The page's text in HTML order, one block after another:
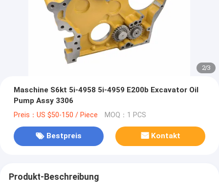
2/3
Maschine S6kt 5i-4958 5i-4959 E200b Excavator Oil
Pump Assy 3306
Preis：US $50-150 / Piece MOQ：1 PCS
Bestpreis Kontakt
Produkt-Beschreibung